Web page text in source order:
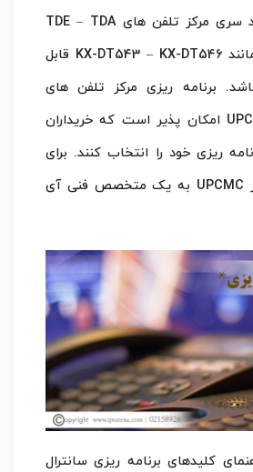
های پرظرفیت مانند سری مرکز تلفن های TDE – TDA
توسط تلفن هایی مانند KX-DT543 – KX-DT546 قابل
برنامه ریزی مرکز تلفن های
سانترال توسط UPCMC امکان پذیر است که خریداران
ریزی خود را انتخاب کنند. برای
استفاده از نرم افزار UPCMC به یک متخصص فنی آی
کلیدهای برنامه ریزی سانترال